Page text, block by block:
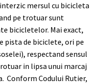
mersul cu bicicleta
pe trotuar sunt
bicicletelor. Mai exact,
pista de biciclete, ori pe
respectand sensul
in lipsa unui marcaj
Conform Codului Rutier,